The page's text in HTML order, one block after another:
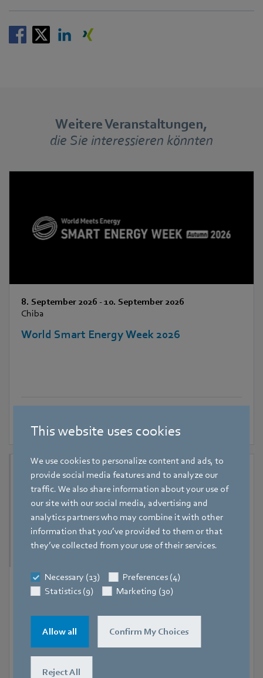
This website uses cookies
We use cookies to personalize content and ads, to
provide social media features and to analyze our
traffic. We also share information about your use of
our site with our social media, advertising and
analytics partners who may combine it with other
information that you’ve provided to them or that
they’ve collected from your use of their services.
Necessary (13)
Preferences (4)
Statistics (9)
Marketing (30)
Allow all Confirm My Choices
Reject All
Weitere Veranstaltungen,
die Sie interessieren könnten
8. September 2026 -10. September 2026
Chiba
World Smart Energy Week 2026
9. September 2026-11. September 2026
Hanoi
RHVAC Vietnam 2026